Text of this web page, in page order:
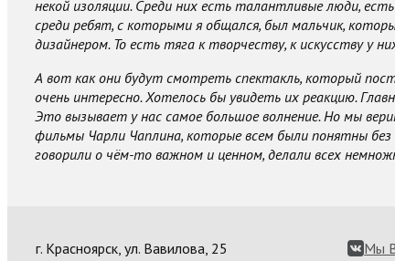
некой изоляции. Среди них есть талантливые люди,
среди ребят, с которыми я общался, был мальчик,
дизайнером. То есть тяга к творчеству, к искусству у
А вот как они будут смотреть спектакль, который
очень интересно. Хотелось бы увидеть их реакцию.
Это вызывает у нас самое большое волнение. Но мы
фильмы Чарли Чаплина, которые всем были понятны без
говорили о чём-то важном и ценном, делали всех
г. Красноярск, ул. Вавилова, 25 Мы